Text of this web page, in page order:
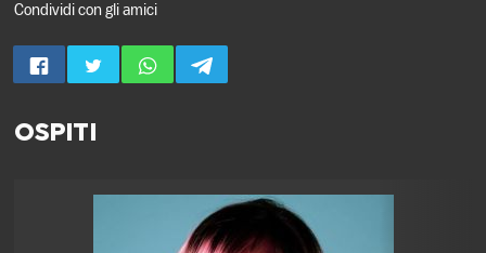
Condividi con gli amici
OSPITI